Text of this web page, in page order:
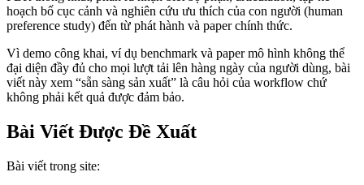
hoạch bố cục cảnh và nghiên cứu ưu thích của con người (human
preference study) đến từ phát hành và paper chính thức.
Vì demo công khai, ví dụ benchmark và paper mô hình không thể
đại diện đầy đủ cho mọi lượt tải lên hàng ngày của người dùng, bài
viết này xem “sẵn sàng sản xuất” là câu hỏi của workflow chứ
không phải kết quả được đảm bảo.
Bài Viết Được Đề Xuất
Bài viết trong site: